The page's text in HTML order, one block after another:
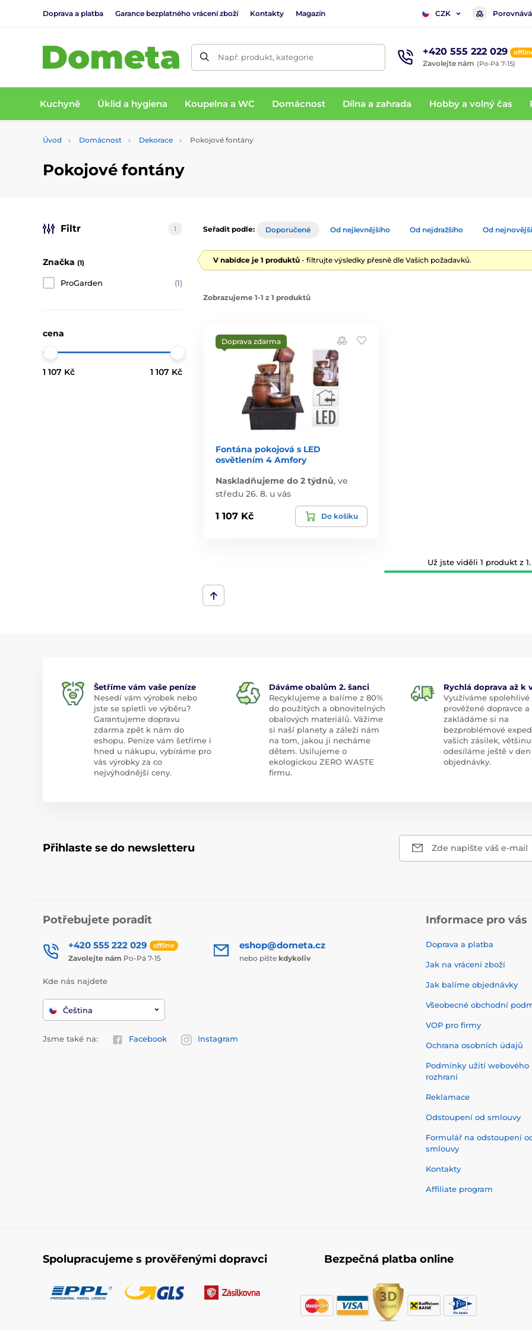
Doprava a platba Garance bezplatného vrácení zboží Kontakty Magazín CZK
Např. produkt, kategorie +420 555 222 029
Zavolejte nám (Po-Pá 7-15)
Kuchyně Úklid a hygiena Koupelna a WC Domácnost Dílna a zahrada Hobby a volný čas
Úvod Domácnost Dekorace Pokojové fontány
Pokojové fontány
Filtr 1
Značka (1)
ProGarden (1)
cena
1 107 Kč 1 107 Kč
Seřadit podle: Doporučené Od nejlevnějšího Od nejdražšího Od
V nabídce je 1 produktů - filtrujte výsledky přesně dle Vašich požadavků.
Zobrazujeme 1-1 z 1 produktů
Doprava zdarma
Fontána pokojová s LED
osvětlením 4 Amfory
Naskladňujeme do 2 týdnů, ve
středu 26. 8. u vás
1 107 Kč Do košíku
Už jste viděli 1 produkt z 1.
Šetříme vám vaše peníze
Nesedí vám výrobek nebo
jste se spletli ve výběru?
Garantujeme dopravu
zdarma zpět k nám do
eshopu. Peníze vám šetříme i
hned u nákupu, vybíráme pro
vás výrobky za co
nejvýhodnější ceny.
Dáváme obalům 2. šanci
Recyklujeme a balíme z 80%
do použitých a obnovitelných
obalových materiálů. Vážíme
si naší planety a záleží nám
na tom, jakou ji necháme
dětem. Usilujeme o
ekologickou ZERO WASTE
firmu.
Rychlá doprava až k
Využíváme spolehlivé
prověžené dopravce a
zakládáme si na
bezproblémové
vašich zásilek,
odesíláme ještě v den
objednávky.
Přihlaste se do newsletteru Zde napište váš e-mail
Potřebujete poradit
+420 555 222 029 offline
Zavolejte nám Po-Pá 7-15
eshop@dometa.cz
nebo pište kdykoliv
Kde nás najdete
Čeština
Jsme také na: Facebook Instagram
Informace pro vás
Doprava a platba
Jak na vrácení zboží
Jak balíme objednávky
Všeobecné obchodní
VOP pro firmy
Ochrana osobních údajů
Podmínky užití webového
rozhraní
Reklamace
Odstoupení od smlouvy
Formulář na odstoupení
smlouvy
Kontakty
Affiliate program
Spolupracujeme s prověřenými dopravci Bezpečná platba online